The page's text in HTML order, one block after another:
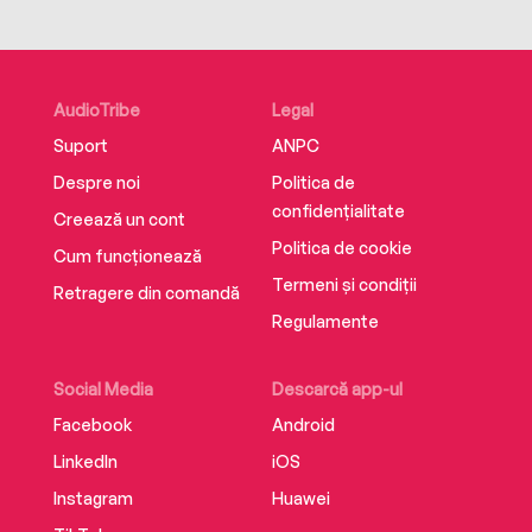
AudioTribe
Suport
Despre noi
Creează un cont
Cum funcționează
Retragere din comandă
Social Media
Facebook
LinkedIn
Instagram
Descarcă app-ul
Android
iOS
Huawei
Legal
ANPC
Politica de
confidențialitate
Politica de cookie
Termeni și condiții
Regulamente